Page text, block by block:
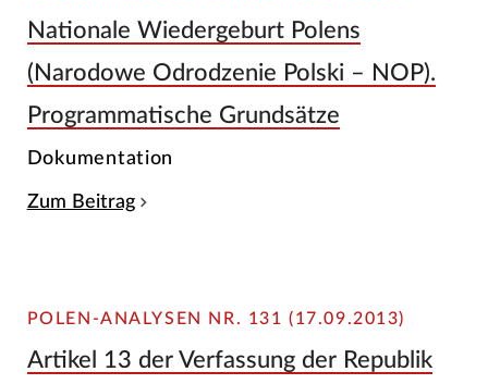
Nationale Wiedergeburt Polens
(Narodowe Odrodzenie Polski – NOP).
Programmatische Grundsätze
Dokumentation
Zum Beitrag
POLEN-ANALYSEN NR. 131 (17.09.2013)
Artikel 13 der Verfassung der Republik